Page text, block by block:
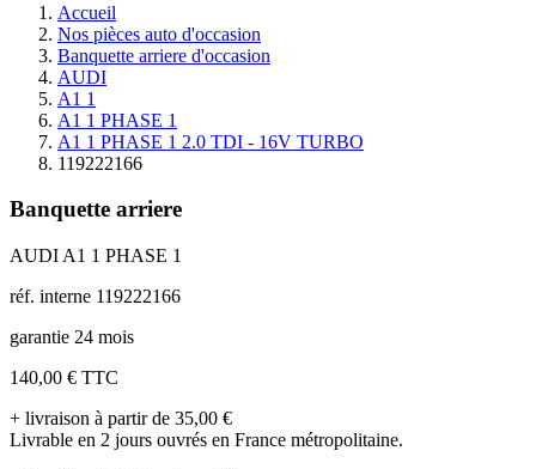
Accueil
Nos pièces auto d'occasion
Banquette arriere d'occasion
AUDI
A1 1
A1 1 PHASE 1
A1 1 PHASE 1 2.0 TDI - 16V TURBO
119222166
Banquette arriere
AUDI A1 1 PHASE 1
réf. interne 119222166
garantie 24 mois
140,00 € TTC
+ livraison à partir de 35,00 €
Livrable en 2 jours ouvrés en France métropolitaine.